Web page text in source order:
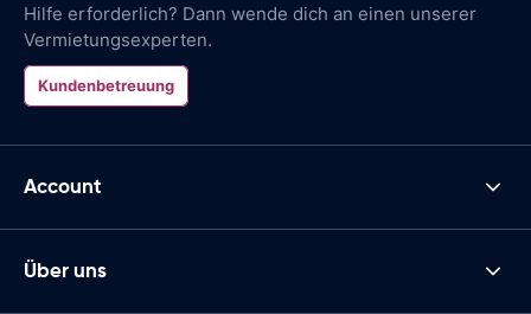
Hilfe erforderlich? Dann wende dich an einen unserer
Vermietungsexperten.
Kundenbetreuung
Account
Über uns